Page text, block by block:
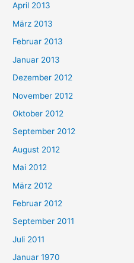
April 2013
März 2013
Februar 2013
Januar 2013
Dezember 2012
November 2012
Oktober 2012
September 2012
August 2012
Mai 2012
März 2012
Februar 2012
September 2011
Juli 2011
Januar 1970